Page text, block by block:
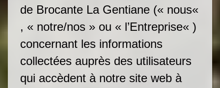
de Brocante La Gentiane (« nous«
, « notre/nos » ou « l’Entreprise« )
concernant les informations
collectées auprès des utilisateurs
qui accèdent à notre site web à